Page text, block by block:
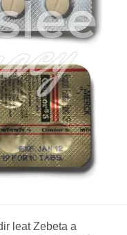
leat Zebeta a